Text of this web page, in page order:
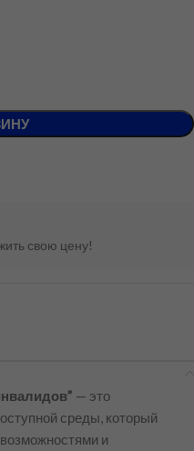
свою цену!
— это
среды, который
и